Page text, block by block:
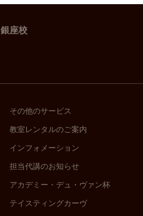
銀座校
その他のサービス
教室レンタルのご案内
インフォメーション
担当代講のお知らせ
アカデミー・デュ・ヴァン杯
テイスティングカーヴ